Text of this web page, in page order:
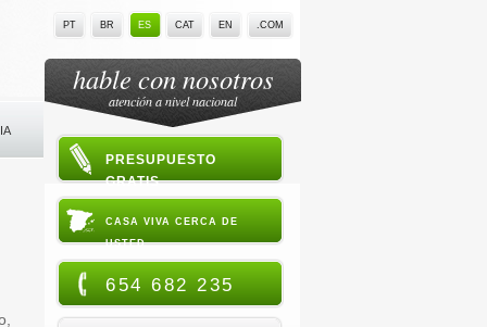
PT BR ES CAT EN .COM
hable con nosotros
atención a nivel nacional
PRESUPUESTO
GRATIS
CASA VIVA CERCA DE
USTED
654 682 235